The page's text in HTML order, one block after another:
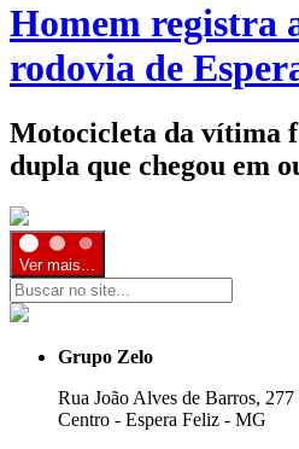
Homem registra
rodovia de
Motocicleta da vítima
dupla que chegou em
Ver mais...
Grupo Zelo
Rua João Alves de Barros, 277
Centro - Espera Feliz - MG